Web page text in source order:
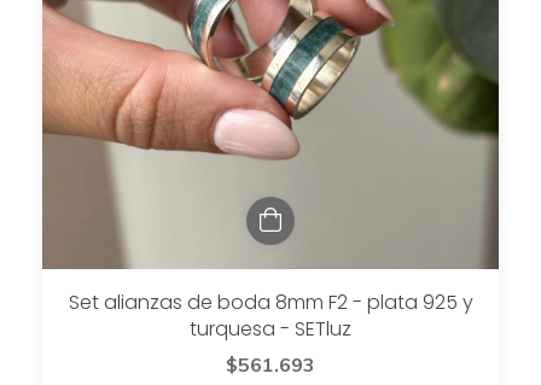
Set alianzas de boda 8mm F2 - plata 925 y
turquesa - SETluz
$561.693